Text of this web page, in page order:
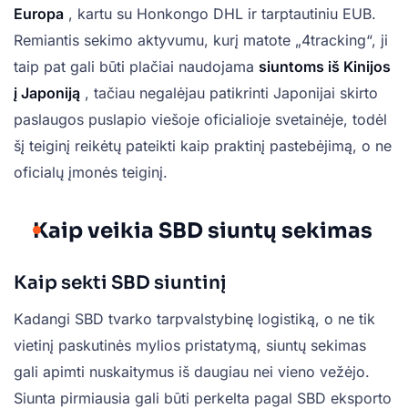
Europa , kartu su Honkongo DHL ir tarptautiniu EUB.
Remiantis sekimo aktyvumu, kurį matote „4tracking“, ji
taip pat gali būti plačiai naudojama siuntoms iš Kinijos
į Japoniją , tačiau negalėjau patikrinti Japonijai skirto
paslaugos puslapio viešoje oficialioje svetainėje, todėl
šį teiginį reikėtų pateikti kaip praktinį pastebėjimą, o ne
oficialų įmonės teiginį.
Kaip veikia SBD siuntų sekimas
Kaip sekti SBD siuntinį
Kadangi SBD tvarko tarpvalstybinę logistiką, o ne tik
vietinį paskutinės mylios pristatymą, siuntų sekimas
gali apimti nuskaitymus iš daugiau nei vieno vežėjo.
Siunta pirmiausia gali būti perkelta pagal SBD eksporto